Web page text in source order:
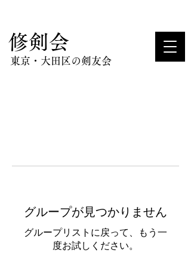
​修剣会
東京・大田区の剣友会
グループが見つかりません
グループリストに戻って、もう一
度お試しください。